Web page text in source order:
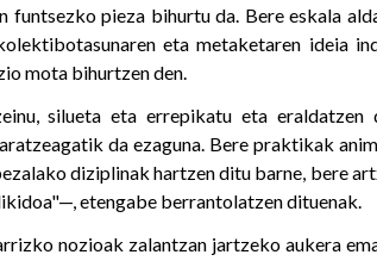
funtsezko pieza bihurtu da. Bere eskala
eta metaketaren ideia
mota bihurtzen den.
silueta eta errepikatu eta eraldatzen
da ezaguna. Bere praktikak
diziplinak hartzen ditu barne, bere
etengabe berrantolatzen dituenak.
nozioak zalantzan jartzeko aukera